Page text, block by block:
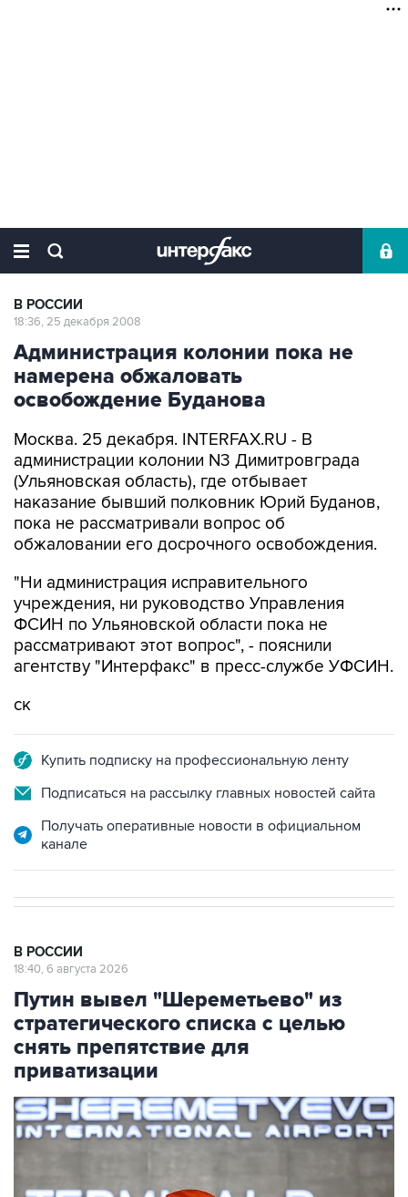
В РОССИИ
18:36, 25 декабря 2008
Администрация колонии пока не
намерена обжаловать
освобождение Буданова
Москва. 25 декабря. INTERFAX.RU - В
администрации колонии N3 Димитровграда
(Ульяновская область), где отбывает
наказание бывший полковник Юрий Буданов,
пока не рассматривали вопрос об
обжаловании его досрочного освобождения.
"Ни администрация исправительного
учреждения, ни руководство Управления
ФСИН по Ульяновской области пока не
рассматривают этот вопрос", - пояснили
агентству "Интерфакс" в пресс-службе УФСИН.
ск
Купить подписку на профессиональную ленту
Подписаться на рассылку главных новостей сайта
Получать оперативные новости в официальном
канале
В РОССИИ
18:40, 6 августа 2026
Путин вывел "Шереметьево" из
стратегического списка с целью
снять препятствие для
приватизации